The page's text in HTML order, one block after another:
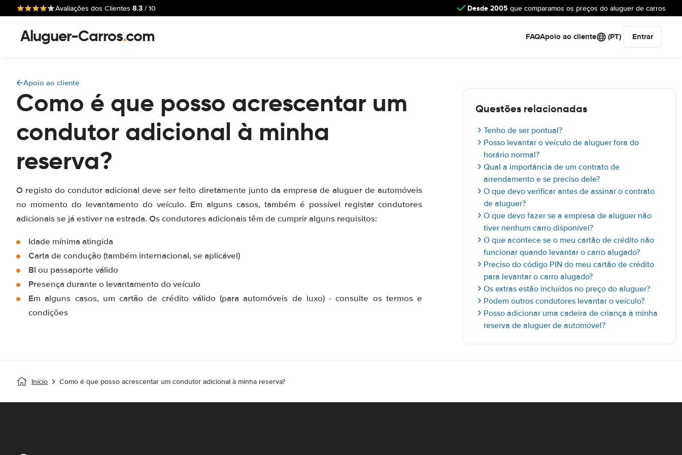
Avaliações dos Clientes 8.3 / 10 Desde 2005 que comparamos os preços do aluguer de carros
Aluguer-Carros.com FAQApoio ao cliente (PT) Entrar
Apoio ao cliente
Como é que posso acrescentar um
condutor adicional à minha
reserva?
O registo do condutor adicional deve ser feito diretamente junto da empresa de aluguer de automóveis
no momento do levantamento do veículo. Em alguns casos, também é possível registar condutores
adicionais se já estiver na estrada. Os condutores adicionais têm de cumprir alguns requisitos:
Idade mínima atingida
Carta de condução (também internacional, se aplicável)
BI ou passaporte válido
Presença durante o levantamento do veículo
Em alguns casos, um cartão de crédito válido (para automóveis de luxo) - consulte os termos e
condições
Questões relacionadas
Tenho de ser pontual?
Posso levantar o veículo de aluguer fora do
horário normal?
Qual a importância de um contrato de
arrendamento e se preciso dele?
O que devo verificar antes de assinar o contrato
de aluguer?
O que devo fazer se a empresa de aluguer não
tiver nenhum carro disponível?
O que acontece se o meu cartão de crédito não
funcionar quando levantar o carro alugado?
Preciso do código PIN do meu cartão de crédito
para levantar o carro alugado?
Os extras estão incluídos no preço do aluguer?
Podem outros condutores levantar o veículo?
Posso adicionar uma cadeira de criança à minha
reserva de aluguer de automóvel?
Início Como é que posso acrescentar um condutor adicional à minha reserva?